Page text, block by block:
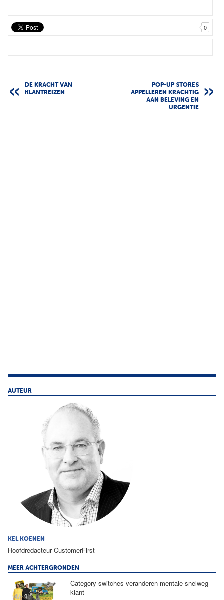
0
DE KRACHT VAN
KLANTREIZEN
POP-UP STORES
APPELLEREN KRACHTIG
AAN BELEVING EN
URGENTIE
AUTEUR
KEL KOENEN
Hoofdredacteur CustomerFirst
MEER ACHTERGRONDEN
Category switches veranderen mentale snelweg
klant